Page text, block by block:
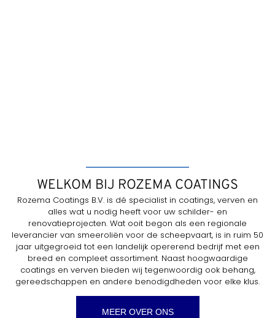
WELKOM BIJ ROZEMA COATINGS
Rozema Coatings B.V. is dé specialist in coatings, verven en
alles wat u nodig heeft voor uw schilder- en
renovatieprojecten. Wat ooit begon als een regionale
leverancier van smeeroliën voor de scheepvaart, is in ruim 50
jaar uitgegroeid tot een landelijk opererend bedrijf met een
breed en compleet assortiment. Naast hoogwaardige
coatings en verven bieden wij tegenwoordig ook behang,
gereedschappen en andere benodigdheden voor elke klus.
MEER OVER ONS